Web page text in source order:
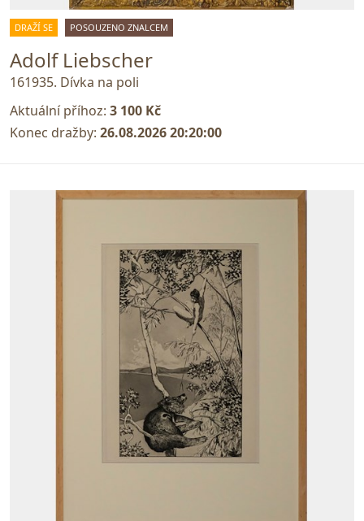
DRAŽÍ SE POSOUZENO ZNALCEM
Adolf Liebscher
161935. Dívka na poli
Aktuální příhoz: 3 100 Kč
Konec dražby: 26.08.2026 20:20:00